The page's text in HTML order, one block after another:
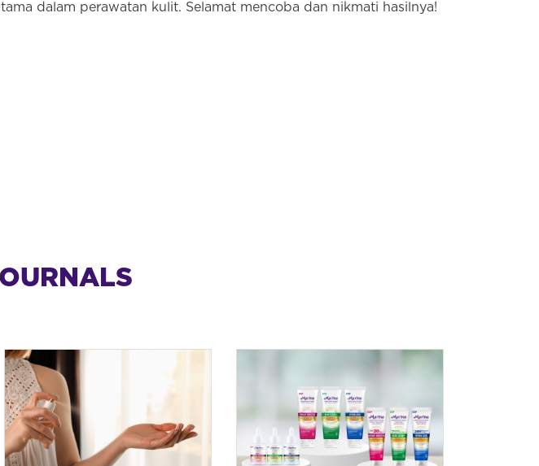
dalam perawatan kulit. Selamat mencoba dan nikmati hasilnya!